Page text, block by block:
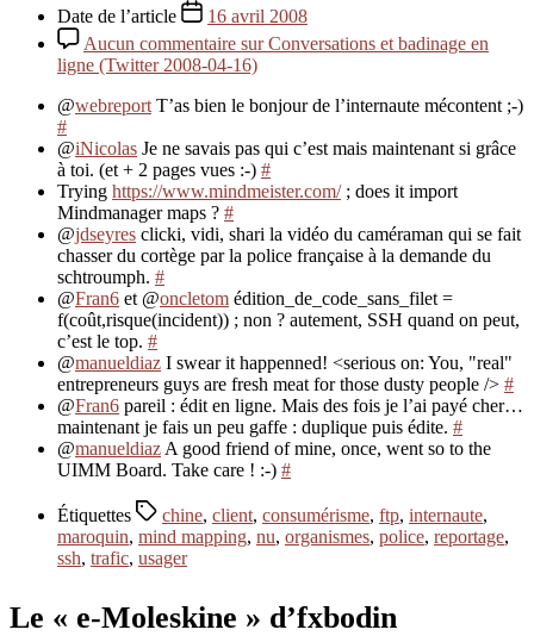
Date de l’article
16 avril 2008
Aucun commentaire sur Conversations et badinage en
ligne (Twitter 2008-04-16)
@webreport T’as bien le bonjour de l’internaute mécontent ;-)
#
@iNicolas Je ne savais pas qui c’est mais maintenant si grâce
à toi. (et + 2 pages vues :-) #
Trying https://www.mindmeister.com/; does it import
Mindmanager maps ? #
@jdseyres clicki, vidi, shari la vidéo du caméraman qui se fait
chasser du cortège par la police française à la demande du
schtroumph. #
@Fran6 et @oncletom édition_de_code_sans_filet =
f(coût,risque(incident)) ; non ? autement, SSH quand on peut,
c’est le top. #
@manueldiaz I swear it happenned! <serious on: You, "real"
entrepreneurs guys are fresh meat for those dusty people /> #
@Fran6 pareil : édit en ligne. Mais des fois je l’ai payé cher…
maintenant je fais un peu gaffe : duplique puis édite. #
@manueldiaz A good friend of mine, once, went so to the
UIMM Board. Take care ! :-) #
Étiquettes chine, client, consumérisme, ftp, internaute,
maroquin, mind mapping, nu, organismes, police, reportage,
ssh, trafic, usager
Le « e-Moleskine » d’fxbodin